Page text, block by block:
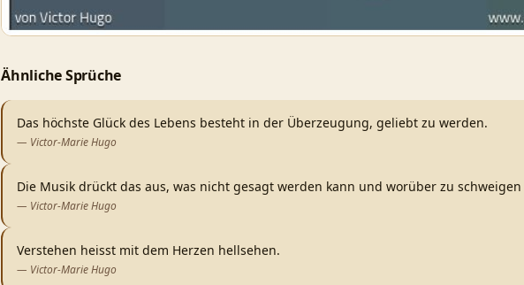
Ähnliche Sprüche
Das höchste Glück des Lebens besteht in der Überzeugung, geliebt zu werden.
— Victor-Marie Hugo
Die Musik drückt das aus, was nicht gesagt werden kann und worüber zu
— Victor-Marie Hugo
Verstehen heisst mit dem Herzen hellsehen.
— Victor-Marie Hugo